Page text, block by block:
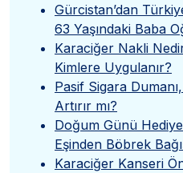
Gürcistan’dan
63 Yaşındaki Baba
Karaciğer Nakli
Kimlere Uygulanır?
Pasif Sigara
Artırır mı?
Doğum Günü
Eşinden Böbrek
Karaciğer Kanseri